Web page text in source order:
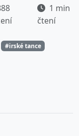
1 min
čtení
#irské tance